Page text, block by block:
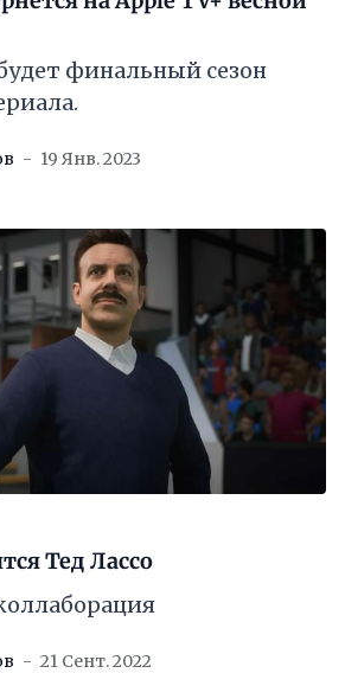
финальный сезон
19 Янв. 2023
Тед Лассо
21 Сент. 2022